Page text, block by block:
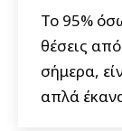
Το 95%
θέσεις
σήμερα,
απλά